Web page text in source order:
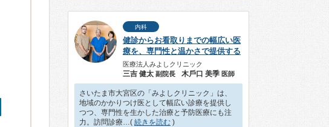
内科
健診からお看取りまでの幅広い医
療を、専門性と温かさで提供する
医療法人みよしクリニック
三吉 健太 副院長 ⽊⼾⼝ 美季 医師
さいたま市大宮区の「みよしクリニック」は、
地域のかかりつけ医として幅広い診療を提供し
つつ、専門性を生かした治療と予防医療にも注
力。訪問診療…( 続きを読む )